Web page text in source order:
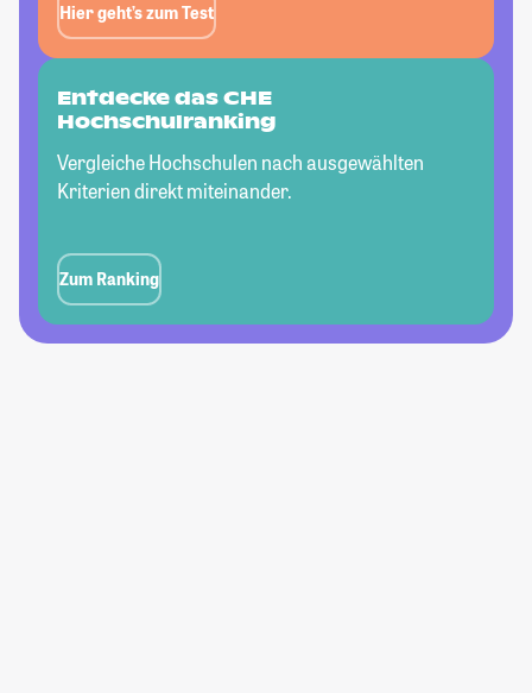
Hier geht’s zum Test
Entdecke das CHE
Hochschulranking
Vergleiche Hochschulen nach ausgewählten
Kriterien direkt miteinander.
Zum Ranking